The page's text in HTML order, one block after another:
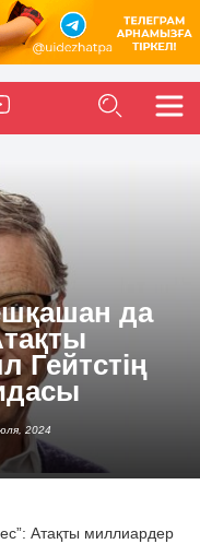
да
Гейтстің
2024
Атақты миллиардер